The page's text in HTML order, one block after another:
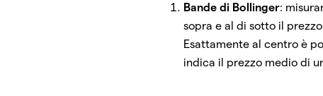
Bande di Bollinger:
sopra e al di sotto il
Esattamente al centro è
indica il prezzo medio di